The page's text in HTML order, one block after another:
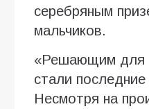
серебряным
мальчиков.
«Решающим для
стали
Несмотря на